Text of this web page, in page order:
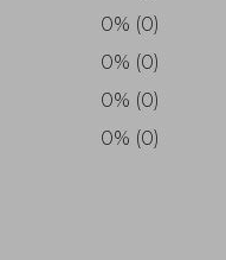
0% (0)
0% (0)
0% (0)
0% (0)